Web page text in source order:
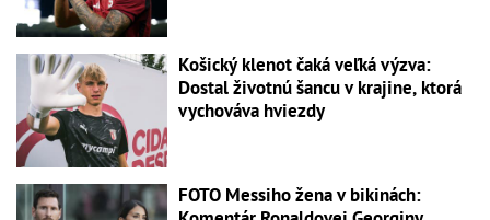
Košický klenot čaká veľká výzva:
Dostal životnú šancu v krajine, ktorá
vychováva hviezdy
FOTO Messiho žena v bikinách: